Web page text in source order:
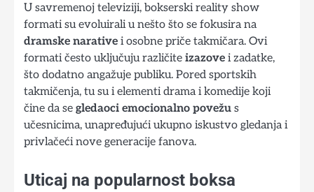
U savremenoj televiziji, bokserski reality show
formati su evoluirali u nešto što se fokusira na
dramske narative i osobne priče takmičara. Ovi
formati često uključuju različite izazove i zadatke,
što dodatno angažuje publiku. Pored sportskih
takmičenja, tu su i elementi drama i komedije koji
čine da se gledaoci emocionalno povežu s
učesnicima, unapređujući ukupno iskustvo gledanja i
privlačeći nove generacije fanova.
Uticaj na popularnost boksa